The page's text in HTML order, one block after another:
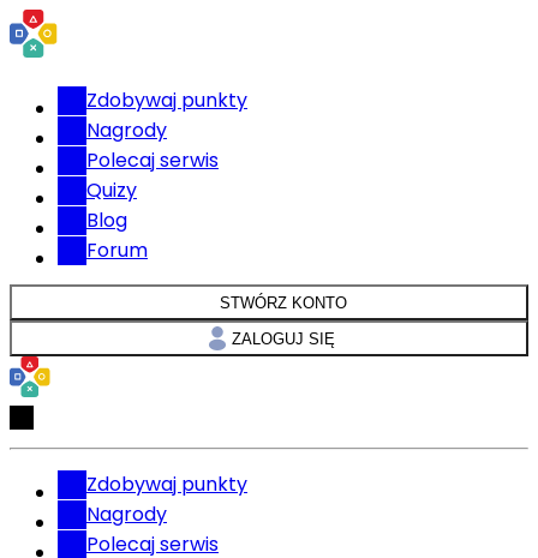
Zdobywaj punkty
Nagrody
Polecaj serwis
Quizy
Blog
Forum
STWÓRZ KONTO
ZALOGUJ SIĘ
Zdobywaj punkty
Nagrody
Polecaj serwis